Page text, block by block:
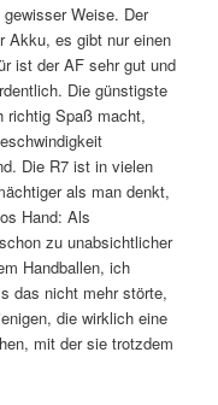
Weise. Der
Akku, es gibt nur einen
ist der AF sehr gut und
Die günstigste
richtig Spaß macht,
Die R7 ist in vielen
als man denkt,
Hand: Als
zu unabsichtlicher
Handballen, ich
das nicht mehr störte,
die wirklich eine
mit der sie trotzdem